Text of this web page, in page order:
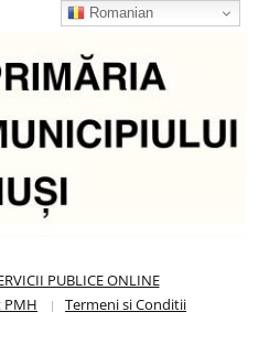
PUBLICE ONLINE
PMH
Termeni si Conditii
Romanian